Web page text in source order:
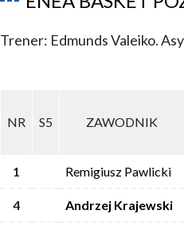
Trener: Edmunds Valeiko.
NR S5 ZAWODNIK
1 Remigiusz Pawlicki
4 Andrzej Krajewski
NR S5 ZAWODNIK
1 Remigiusz Pawlicki
4 Andrzej Krajewski